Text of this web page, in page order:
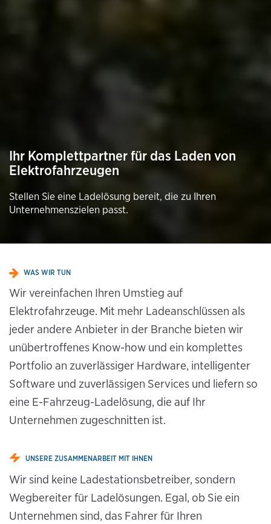
Ihr Komplettpartner für das Laden von
Elektrofahrzeugen
Stellen Sie eine Ladelösung bereit, die zu Ihren
Unternehmenszielen passt.
WAS WIR TUN
Wir vereinfachen Ihren Umstieg auf
Elektrofahrzeuge. Mit mehr Ladeanschlüssen als
jeder andere Anbieter in der Branche bieten wir
unübertroffenes Know-how und ein komplettes
Portfolio an zuverlässiger Hardware, intelligenter
Software und zuverlässigen Services und liefern so
eine E-Fahrzeug-Ladelösung, die auf Ihr
Unternehmen zugeschnitten ist.
UNSERE ZUSAMMENARBEIT MIT IHNEN
Wir sind keine Ladestationsbetreiber, sondern
Wegbereiter für Ladelösungen. Egal, ob Sie ein
Unternehmen sind, das Fahrer für Ihren